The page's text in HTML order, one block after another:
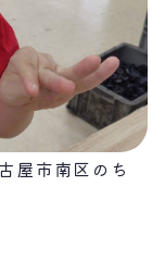
屋市南区のち